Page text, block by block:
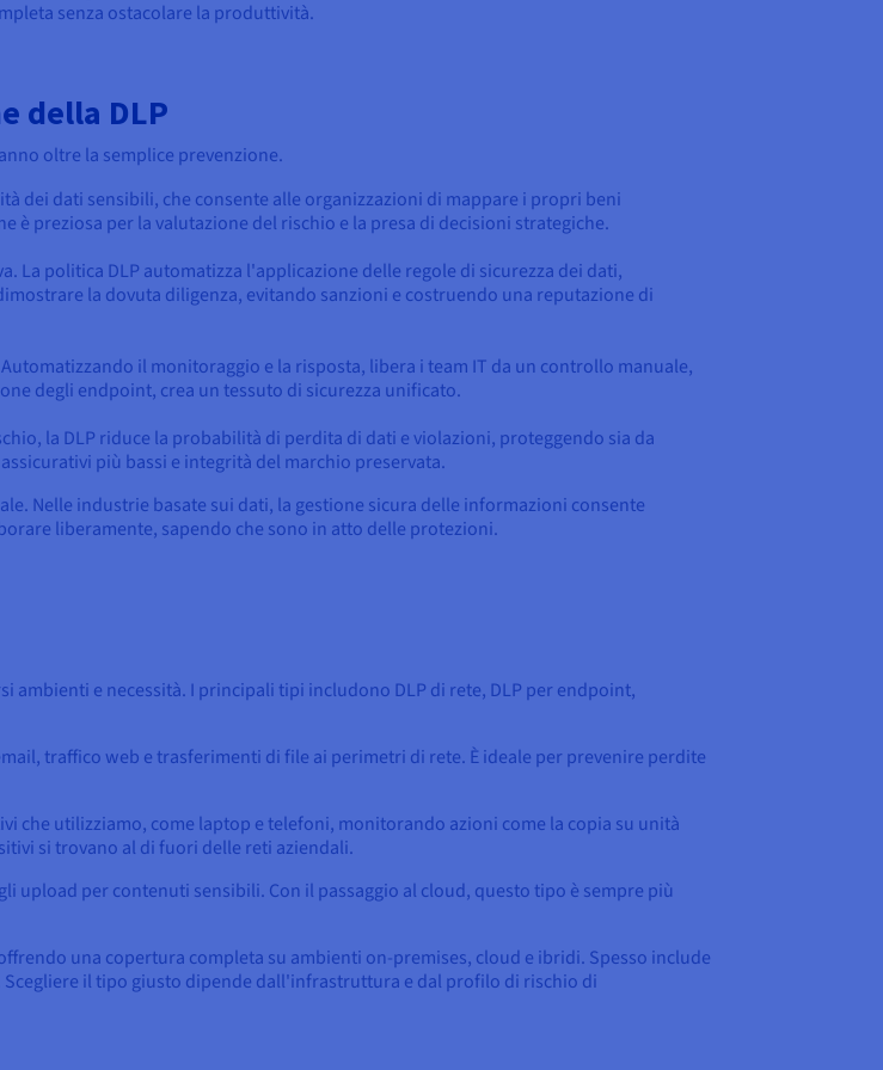
senza ostacolare la produttività.
della DLP
oltre la semplice prevenzione.
dei dati sensibili, che consente alle organizzazioni di mappare i propri beni
preziosa per la valutazione del rischio e la presa di decisioni strategiche.
La politica DLP automatizza l'applicazione delle regole di sicurezza dei dati,
la dovuta diligenza, evitando sanzioni e costruendo una reputazione di
il monitoraggio e la risposta, libera i team IT da un controllo manuale,
degli endpoint, crea un tessuto di sicurezza unificato.
la DLP riduce la probabilità di perdita di dati e violazioni, proteggendo sia da
più bassi e integrità del marchio preservata.
Nelle industrie basate sui dati, la gestione sicura delle informazioni consente
liberamente, sapendo che sono in atto delle protezioni.
ambienti e necessità. I principali tipi includono DLP di rete, DLP per endpoint,
traffico web e trasferimenti di file ai perimetri di rete. È ideale per prevenire perdite
che utilizziamo, come laptop e telefoni, monitorando azioni come la copia su unità
si trovano al di fuori delle reti aziendali.
upload per contenuti sensibili. Con il passaggio al cloud, questo tipo è sempre più
una copertura completa su ambienti on-premises, cloud e ibridi. Spesso include
il tipo giusto dipende dall'infrastruttura e dal profilo di rischio di